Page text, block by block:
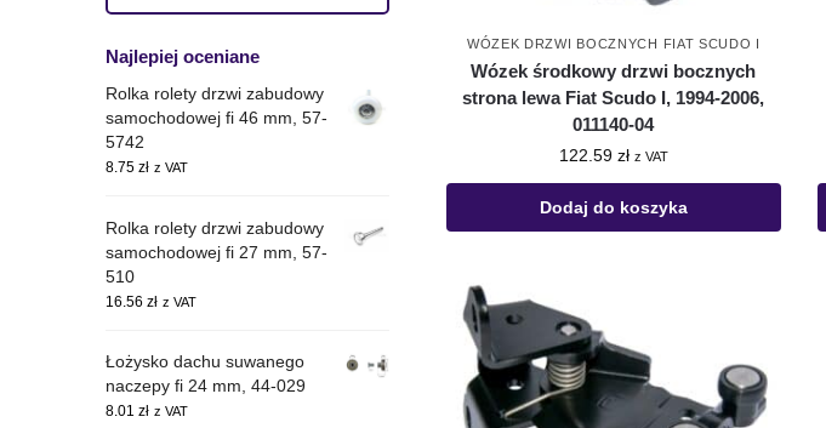
WÓZEK DRZWI BOCZNYCH FIAT SCUDO I
Wózek środkowy drzwi bocznych
strona lewa Fiat Scudo I, 1994-2006,
011140-04
122.59 zł z VAT
Dodaj do koszyka
Najlepiej oceniane
Rolka rolety drzwi zabudowy
samochodowej fi 46 mm, 57-
5742
8.75 zł z VAT
Rolka rolety drzwi zabudowy
samochodowej fi 27 mm, 57-
510
16.56 zł z VAT
Łożysko dachu suwanego
naczepy fi 24 mm, 44-029
8.01 zł z VAT